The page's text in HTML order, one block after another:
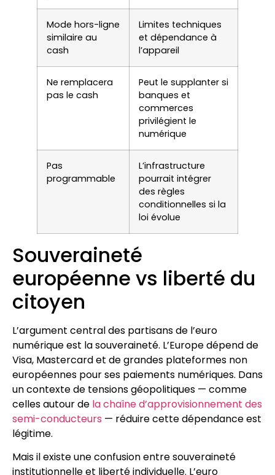
Mode hors-ligne
similaire au
cash
Limites techniques
et dépendance à
l’appareil
Ne remplacera
pas le cash
Peut le supplanter si
banques et
commerces
privilégient le
numérique
Pas
programmable
L’infrastructure
pourrait intégrer
des règles
conditionnelles si la
loi évolue
Souveraineté
européenne vs liberté du
citoyen
L’argument central des partisans de l’euro
numérique est la souveraineté. L’Europe dépend de
Visa, Mastercard et de grandes plateformes non
européennes pour ses paiements numériques. Dans
un contexte de tensions géopolitiques — comme
celles autour de la chaîne d’approvisionnement des
semi-conducteurs — réduire cette dépendance est
légitime.
Mais il existe une confusion entre souveraineté
institutionnelle et liberté individuelle. L’euro